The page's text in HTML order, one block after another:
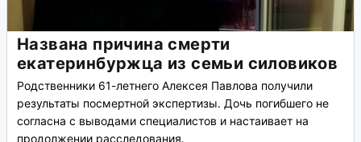
Названа причина смерти
екатеринбуржца из семьи силовиков
Родственники 61-летнего Алексея Павлова получили
результаты посмертной экспертизы. Дочь погибшего не
согласна с выводами специалистов и настаивает на
продолжении расследования.